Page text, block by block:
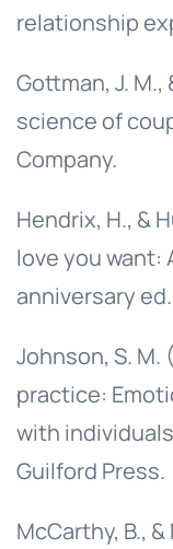
relationship
Gottman, J. M.,
science of
Company.
Hendrix, H., &
love you want:
anniversary
Johnson, S.
practice:
with
Guilford Press.
McCarthy, B.,